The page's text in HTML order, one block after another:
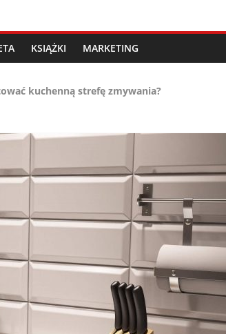
KSIĄŻKI MARKETING
kuchenną strefę zmywania?